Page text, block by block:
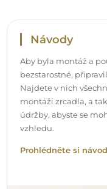
Návody
Aby byla montáž a
bezstarostné,
Najdete v nich
montáži zrcadla, a
údržby, abyste se
vzhledu.
Prohlédněte si